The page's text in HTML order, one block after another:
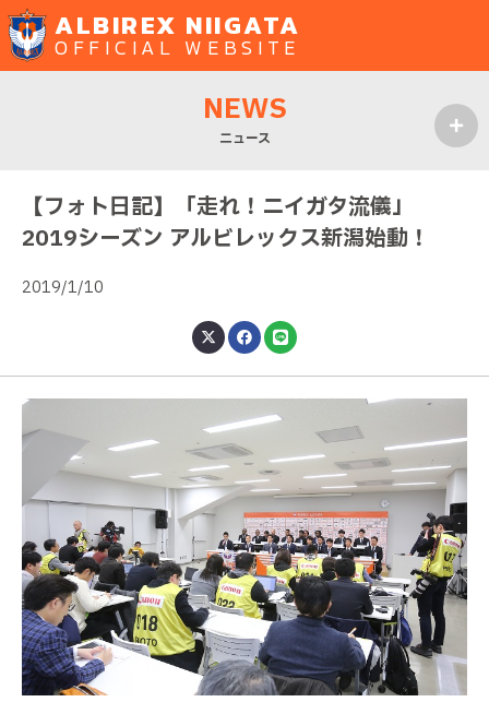
ALBIREX NIIGATA
OFFICIAL WEBSITE
NEWS
ニュース
【フォト日記】「走れ！ニイガタ流儀」
2019シーズン アルビレックス新潟始動！
2019/1/10